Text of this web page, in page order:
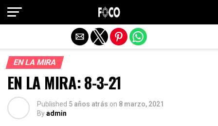
EN LA MIRA
EN LA MIRA: 8-3-21
Published 5 años atrás on 8 marzo, 2021
Byadmin
Salir de la versión móvil